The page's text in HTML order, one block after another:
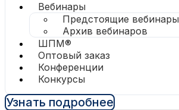
Вебинары
Предстоящие вебинары
Архив вебинаров
ШПМ®
Оптовый заказ
Конференции
Конкурсы
Узнать подробнее